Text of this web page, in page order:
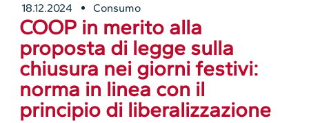
18.12.2024 Consumo
COOP in merito alla
proposta di legge sulla
chiusura nei giorni festivi:
norma in linea con il
principio di liberalizzazione